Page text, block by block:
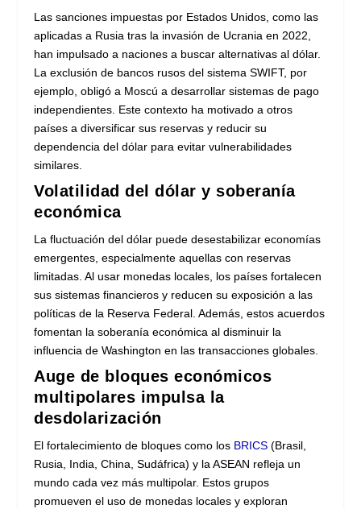
Las sanciones impuestas por Estados Unidos, como las
aplicadas a Rusia tras la invasión de Ucrania en 2022,
han impulsado a naciones a buscar alternativas al dólar.
La exclusión de bancos rusos del sistema SWIFT, por
ejemplo, obligó a Moscú a desarrollar sistemas de pago
independientes. Este contexto ha motivado a otros
países a diversificar sus reservas y reducir su
dependencia del dólar para evitar vulnerabilidades
similares.
Volatilidad del dólar y soberanía
económica
La fluctuación del dólar puede desestabilizar economías
emergentes, especialmente aquellas con reservas
limitadas. Al usar monedas locales, los países fortalecen
sus sistemas financieros y reducen su exposición a las
políticas de la Reserva Federal. Además, estos acuerdos
fomentan la soberanía económica al disminuir la
influencia de Washington en las transacciones globales.
Auge de bloques económicos
multipolares impulsa la
desdolarización
El fortalecimiento de bloques como los BRICS (Brasil,
Rusia, India, China, Sudáfrica) y la ASEAN refleja un
mundo cada vez más multipolar. Estos grupos
promueven el uso de monedas locales y exploran